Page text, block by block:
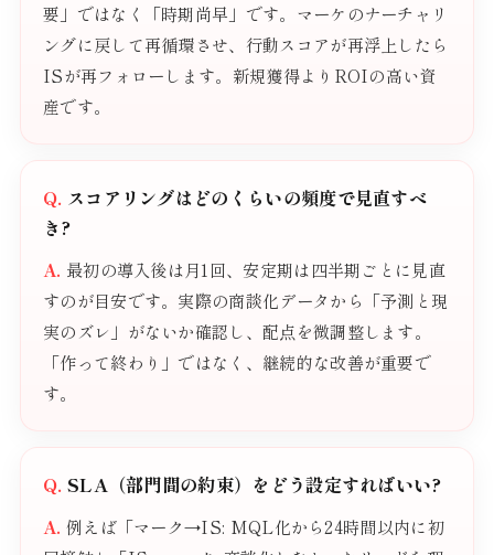
要」ではなく「時期尚早」です。マーケのナーチャリ
ングに戻して再循環させ、行動スコアが再浮上したら
ISが再フォローします。新規獲得よりROIの高い資
産です。
スコアリングはどのくらいの頻度で見直すべ
き?
最初の導入後は月1回、安定期は四半期ごとに見直
すのが目安です。実際の商談化データから「予測と現
実のズレ」がないか確認し、配点を微調整します。
「作って終わり」ではなく、継続的な改善が重要で
す。
SLA（部門間の約束）をどう設定すればいい?
例えば「マーク→IS: MQL化から24時間以内に初